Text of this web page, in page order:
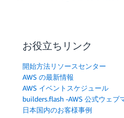
お役立ちリンク
開始方法リソースセンター
AWS の最新情報
AWS イベントスケジュール
builders.flash -AWS 公式ウェブ
日本国内のお客様事例